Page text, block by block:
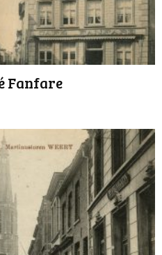
Fanfare